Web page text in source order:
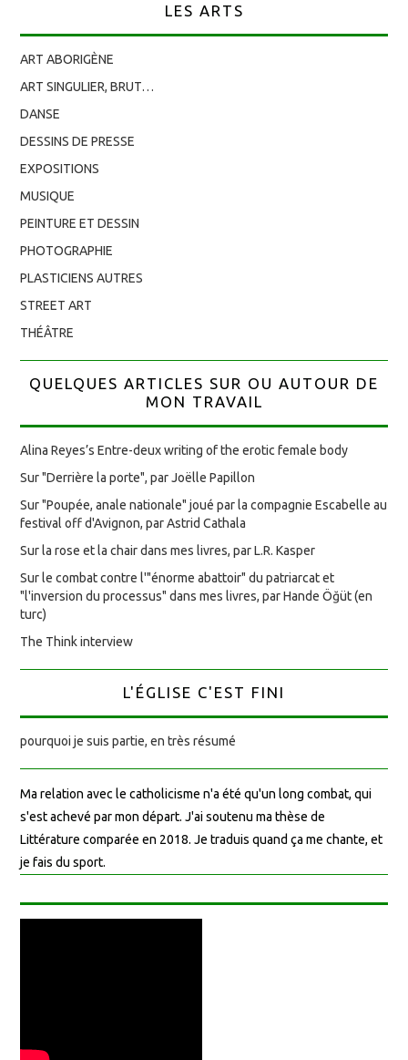
LES ARTS
ART ABORIGÈNE
ART SINGULIER, BRUT…
DANSE
DESSINS DE PRESSE
EXPOSITIONS
MUSIQUE
PEINTURE ET DESSIN
PHOTOGRAPHIE
PLASTICIENS AUTRES
STREET ART
THÉÂTRE
QUELQUES ARTICLES SUR OU AUTOUR DE
MON TRAVAIL
Alina Reyes’s Entre-deux writing of the erotic female body
Sur "Derrière la porte", par Joëlle Papillon
Sur "Poupée, anale nationale" joué par la compagnie Escabelle au
festival off d'Avignon, par Astrid Cathala
Sur la rose et la chair dans mes livres, par L.R. Kasper
Sur le combat contre l'"énorme abattoir" du patriarcat et
"l'inversion du processus" dans mes livres, par Hande Öğüt (en
turc)
The Think interview
L'ÉGLISE C'EST FINI
pourquoi je suis partie, en très résumé
Ma relation avec le catholicisme n'a été qu'un long combat, qui
s'est achevé par mon départ. J'ai soutenu ma thèse de
Littérature comparée en 2018. Je traduis quand ça me chante, et
je fais du sport.